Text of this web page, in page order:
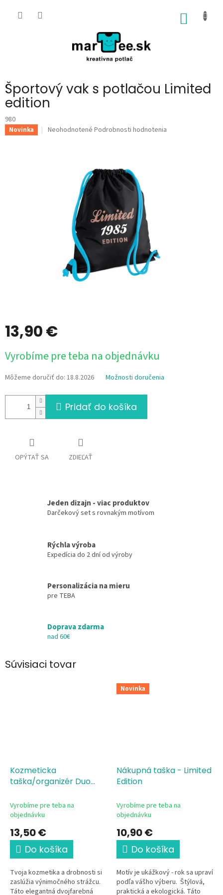
Športový vak s potlačou Limited
edition
980
Novinka
Priemerné
hviezdičiek.
Neohodnotené Podrobnosti hodnotenia
13,90 €
cena:
Vyrobíme pre teba na objednávku
Môžeme doručiť do: 18.8.2026 Možnosti doručenia
Pridať do košíka
OPÝTAŤ SA ZDIEĽAŤ
Jeden dizajn - viac produktov
Darčekový set s rovnakým motívom
Rýchla výroba
Expedícia do 2 dní od výroby
Personalizácia na mieru
pre TEBA
Doprava zdarma
nad 60€
Súvisiaci tovar
Kozmeticka
taška/organizér Duo
Edition
Vyrobíme pre teba na
objednávku
13,50 €
Do košíka
Tvoja kozmetika a drobnosti si
zaslúžia výnimočného strážcu.
Táto elegantná dvojfarebná
Novinka
Nákupná taška - Limited
Edition
Vyrobíme pre teba na
objednávku
10,90 €
Do košíka
Motív je ukážkový - rok sa upraví
podľa vášho výberu. Štýlová,
praktická a ekologická. Táto